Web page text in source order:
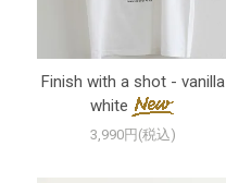
Finish with a shot - vanilla
white
3,990円(税込)